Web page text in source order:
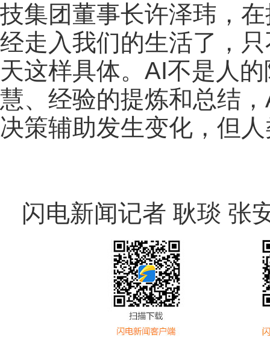
技集团董事长许泽玮，
经走入我们的生活了，
天这样具体。AI不是人
慧、经验的提炼和总结
决策辅助发生变化，但
闪电新闻记者 耿琰 张